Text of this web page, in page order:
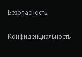
Безопасность
Конфиденциальность